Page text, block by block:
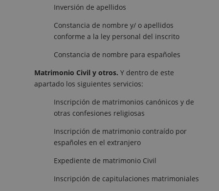
Inversión de apellidos
Constancia de nombre y/ o apellidos
conforme a la ley personal del inscrito
Constancia de nombre para españoles
Matrimonio Civil y otros. Y dentro de este
apartado los siguientes servicios:
Inscripción de matrimonios canónicos y de
otras confesiones religiosas
Inscripción de matrimonio contraído por
españoles en el extranjero
Expediente de matrimonio Civil
Inscripción de capitulaciones matrimoniales